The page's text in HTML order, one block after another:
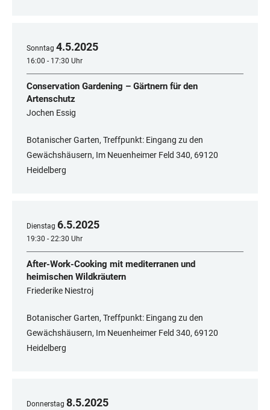
Sonntag 4.5.2025
16:00 - 17:30 Uhr
Conservation Gardening – Gärtnern für den
Artenschutz
Jochen Essig
Botanischer Garten, Treffpunkt: Eingang zu den
Gewächshäusern, Im Neuenheimer Feld 340, 69120
Heidelberg
Dienstag 6.5.2025
19:30 - 22:30 Uhr
After-Work-Cooking mit mediterranen und
heimischen Wildkräutern
Friederike Niestroj
Botanischer Garten, Treffpunkt: Eingang zu den
Gewächshäusern, Im Neuenheimer Feld 340, 69120
Heidelberg
Donnerstag 8.5.2025